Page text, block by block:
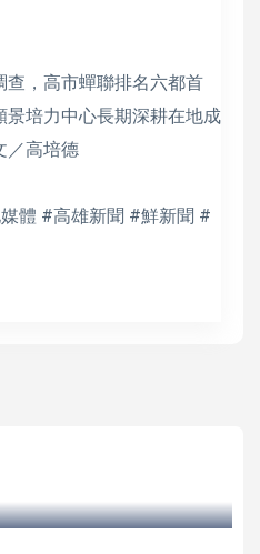
，高市蟬聯排名六都首
培力中心長期深耕在地成
／高培德
體 #高雄新聞 #鮮新聞 #